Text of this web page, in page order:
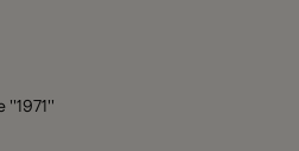
''1971''